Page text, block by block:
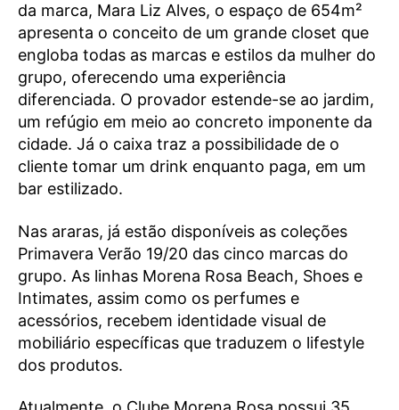
da marca, Mara Liz Alves, o espaço de 654m²
apresenta o conceito de um grande closet que
engloba todas as marcas e estilos da mulher do
grupo, oferecendo uma experiência
diferenciada. O provador estende-se ao jardim,
um refúgio em meio ao concreto imponente da
cidade. Já o caixa traz a possibilidade de o
cliente tomar um drink enquanto paga, em um
bar estilizado.
Nas araras, já estão disponíveis as coleções
Primavera Verão 19/20 das cinco marcas do
grupo. As linhas Morena Rosa Beach, Shoes e
Intimates, assim como os perfumes e
acessórios, recebem identidade visual de
mobiliário específicas que traduzem o lifestyle
dos produtos.